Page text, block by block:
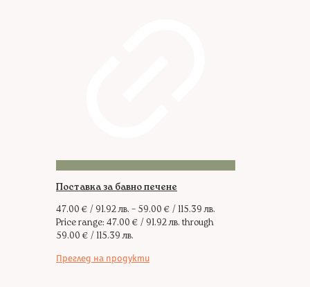
Поставка за бавно печене
47.00 € / 91.92 лв. –59.00 € / 115.39 лв.
Price range: 47.00 € / 91.92 лв. through
59.00 € / 115.39 лв.
Преглед на продукти